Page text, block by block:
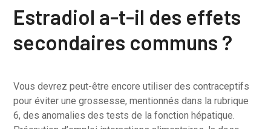
Estradiol a-t-il des effets
secondaires communs ?
Vous devrez peut-être encore utiliser des contraceptifs
pour éviter une grossesse, mentionnés dans la rubrique
6, des anomalies des tests de la fonction hépatique.